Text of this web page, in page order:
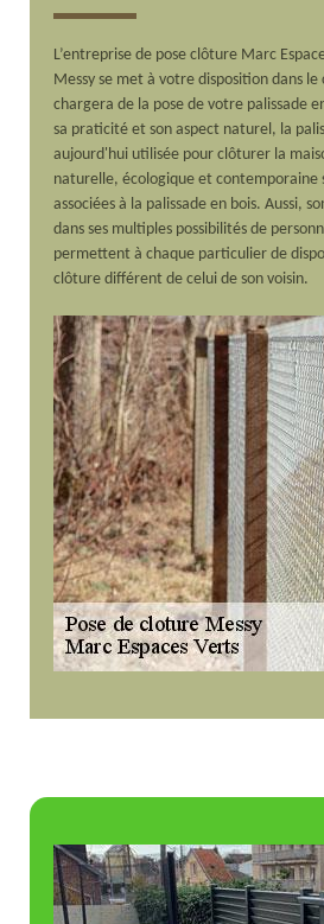
L’entreprise de pose clôture Marc
Messy se met à votre disposition dans
chargera de la pose de votre palissade
sa praticité et son aspect naturel, la
aujourd'hui utilisée pour clôturer la
naturelle, écologique et contemporaine
associées à la palissade en bois. Aussi,
dans ses multiples possibilités de
permettent à chaque particulier de
clôture différent de celui de son voisin.